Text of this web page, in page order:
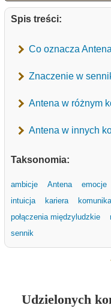
Spis treści:
Co oznacza
Znaczenie w
Antena w różnym
Antena w innych
Taksonomia:
ambicje Antena emocje
intuicja
kariera
połączenia międzyludzkie
sennik
Udzielonych